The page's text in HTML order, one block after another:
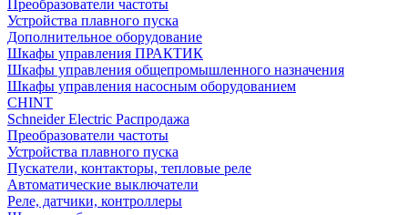
Преобразователи частоты
Устройства плавного пуска
Дополнительное оборудование
Шкафы управления ПРАКТИК
Шкафы управления общепромышленного назначения
Шкафы управления насосным оборудованием
CHINT
Schneider Electric Распродажа
Преобразователи частоты
Устройства плавного пуска
Пускатели, контакторы, тепловые реле
Автоматические выключатели
Реле, датчики, контроллеры